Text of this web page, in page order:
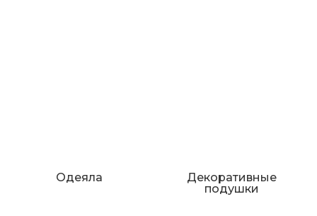
Одеяла
Декоративные
подушки